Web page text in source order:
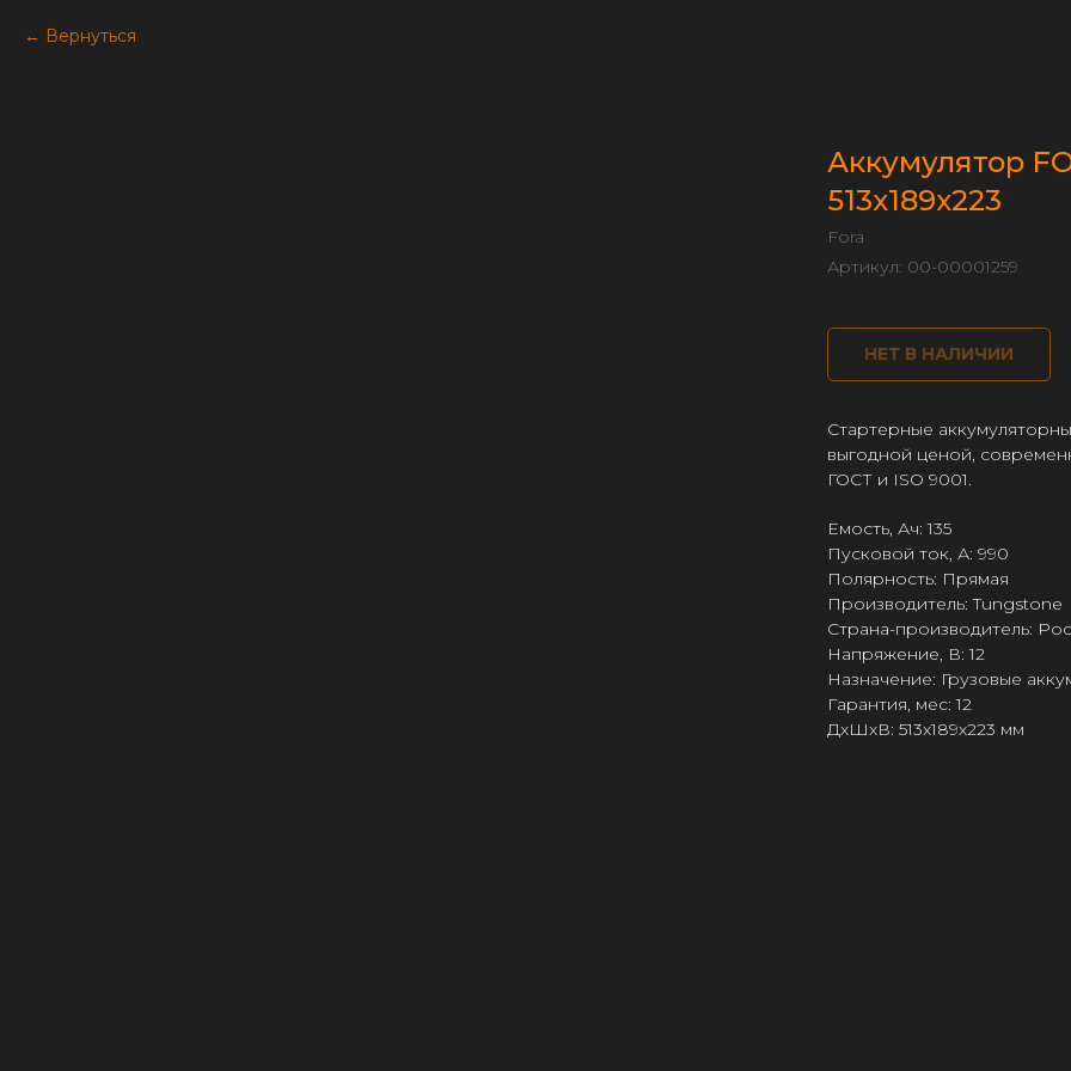
Вернуться
Аккумулятор
513х189х223
Fora
Артикул: 00-00001259
НЕТ В НАЛИЧИИ
Cтартерные
выгодной ценой,
ГОСТ и ISO 9001.
Емость, Ач: 135
Пусковой ток, А: 990
Полярность: Прямая
Производитель: Tungstone
Страна-производитель:
Напряжение, В: 12
Назначение: Грузовые
Гарантия, мес: 12
ДxШxВ: 513x189x223 мм